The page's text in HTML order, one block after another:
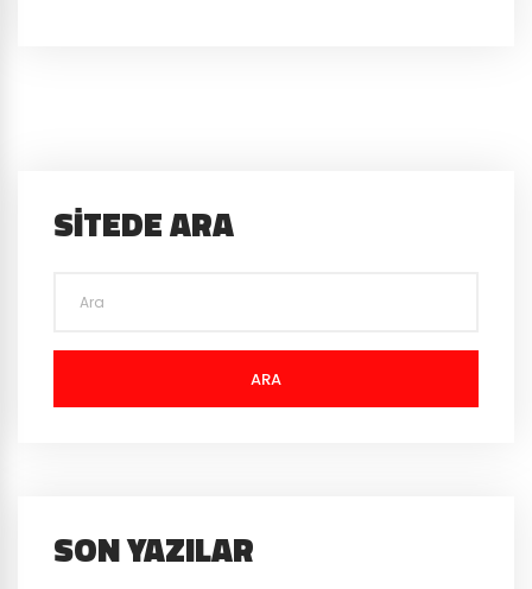
SITEDE ARA
ARA
SON YAZILAR